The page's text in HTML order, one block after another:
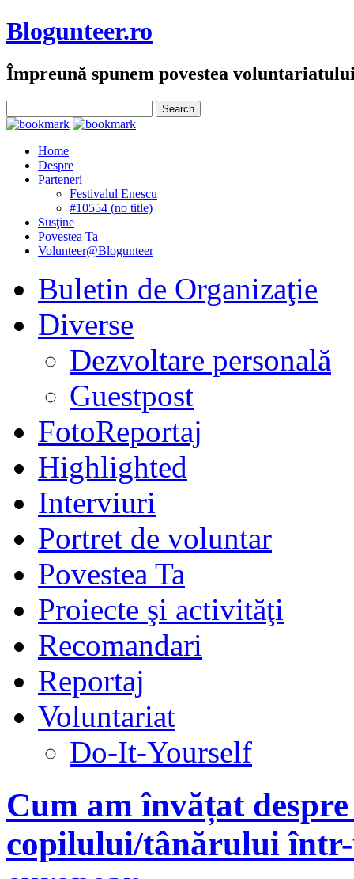
Blogunteer.ro
Împreună spunem povestea
Home
Despre
Parteneri
Festivalul Enescu
#10554 (no title)
Susţine
Povestea Ta
Volunteer@Blogunteer
Buletin de Organizaţie
Diverse
Dezvoltare personală
Guestpost
FotoReportaj
Highlighted
Interviuri
Portret de voluntar
Povestea Ta
Proiecte şi activităţi
Recomandari
Reportaj
Voluntariat
Do-It-Yourself
Cum am învățat
copilului/tânărului